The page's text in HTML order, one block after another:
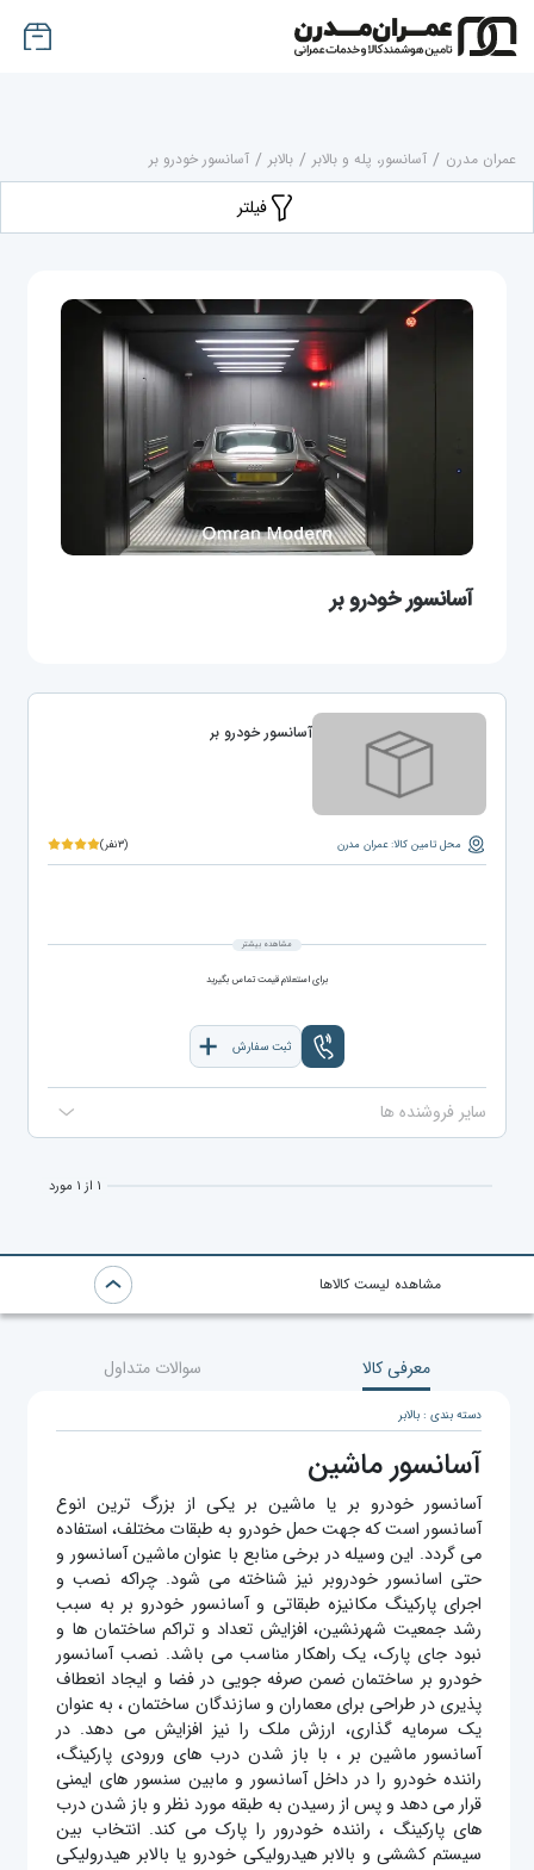
عمران مدرن / آسانسور، پله و بالابر / بالابر / آسانسور خودرو بر
آسانسور خودرو بر
فیلتر
آسانسور خودرو بر
محل تامین کالا: عمران مدرن (۳نفر)
مشاهده بیشتر
برای استعلام قیمت تماس بگیرید
ثبت سفارش
سایر فروشنده ها
۱ از ۱ مورد
مشاهده لیست کالاها
معرفی کالا سوالات متداول
دسته بندی : بالابر
آسانسور ماشین
آسانسور خودرو بر یا ماشین بر یکی از بزرگ‌ ترین انوع
آسانسور است که جهت حمل خودرو به طبقات مختلف، استفاده
می ‌گردد. این وسیله در برخی منابع با عنوان ماشین آسانسور و
حتی اسانسور خودروبر نیز شناخته می شود. چراکه نصب و
اجرای پارکینگ مکانیزه طبقاتی و آسانسور خودرو بر به سبب
رشد جمعیت شهرنشین، افزایش تعداد و تراکم ساختمان‌ ها و
نبود جای پارک، یک راهکار مناسب می باشد. نصب آسانسور
خودرو بر ساختمان ضمن صرفه جویی در فضا و ایجاد انعطاف
پذیری در طراحی برای معماران و سازندگان ساختمان ، به عنوان
یک سرمایه گذاری، ارزش ملک را نیز افزایش می دهد. در
آسانسور ماشین بر ، با باز شدن درب ‌های ورودی پارکینگ،
راننده خودرو را در داخل آسانسور و مابین سنسور های ایمنی
قرار می دهد و پس از رسیدن به طبقه مورد نظر و باز شدن درب‌
های پارکینگ ، راننده خودرور را پارک می کند. انتخاب بین
سیستم کششی و بالابر هیدرولیکی خودرو یا بالابر هیدرولیکی